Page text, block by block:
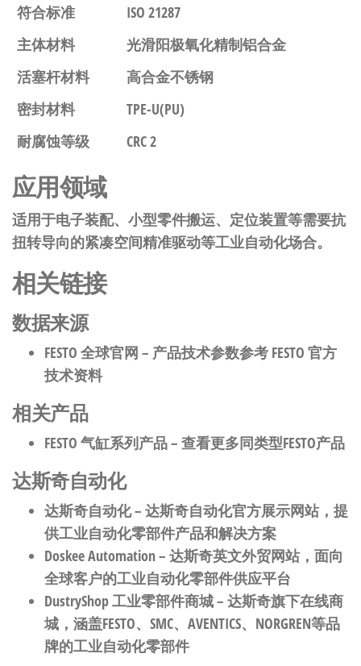
符合标准
ISO 21287
主体材料
光滑阳极氧化精制铝合金
活塞杆材料
高合金不锈钢
密封材料
TPE-U(PU)
耐腐蚀等级
CRC 2
应用领域
适用于电子装配、小型零件搬运、定位装置等需要抗
扭转导向的紧凑空间精准驱动等工业自动化场合。
相关链接
数据来源
FESTO 全球官网 – 产品技术参数参考 FESTO 官方
技术资料
相关产品
FESTO 气缸系列产品– 查看更多同类型FESTO产品
达斯奇自动化
达斯奇自动化– 达斯奇自动化官方展示网站，提
供工业自动化零部件产品和解决方案
Doskee Automation– 达斯奇英文外贸网站，面向
全球客户的工业自动化零部件供应平台
DustryShop 工业零部件商城– 达斯奇旗下在线商
城，涵盖FESTO、SMC、AVENTICS、NORGREN等品
牌的工业自动化零部件